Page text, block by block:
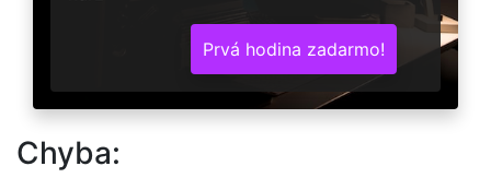
Prvá hodina zadarmo!
Chyba: